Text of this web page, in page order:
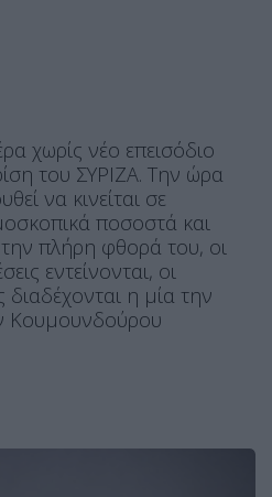
χωρίς νέο επεισόδιο
του ΣΥΡΙΖΑ. Την ώρα
να κινείται σε
ποσοστά και
πλήρη φθορά του, οι
εντείνονται, οι
η μία την
Κουμουνδούρου